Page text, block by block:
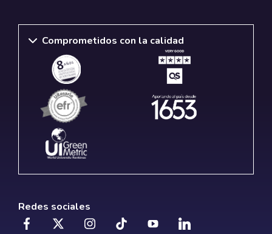
Comprometidos con la calidad
Redes sociales